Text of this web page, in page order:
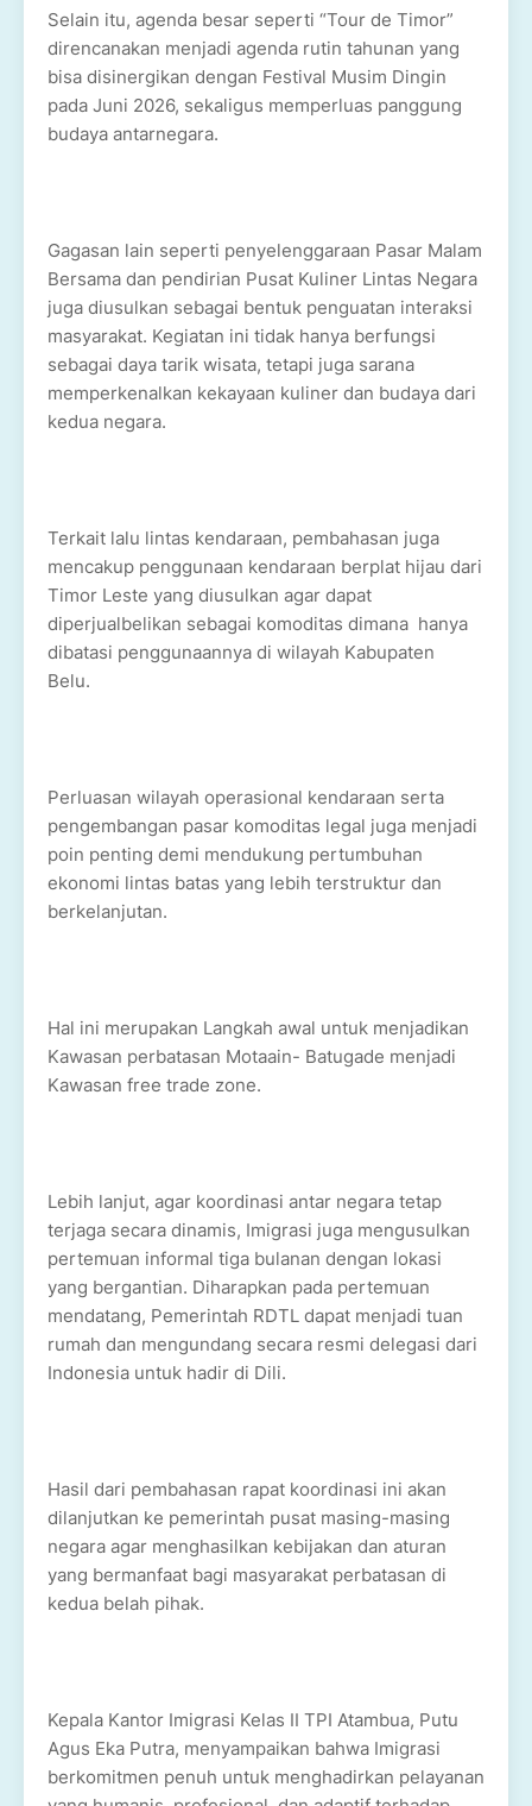
Selain itu, agenda besar seperti “Tour de Timor”
direncanakan menjadi agenda rutin tahunan yang
bisa disinergikan dengan Festival Musim Dingin
pada Juni 2026, sekaligus memperluas panggung
budaya antarnegara.
Gagasan lain seperti penyelenggaraan Pasar Malam
Bersama dan pendirian Pusat Kuliner Lintas Negara
juga diusulkan sebagai bentuk penguatan interaksi
masyarakat. Kegiatan ini tidak hanya berfungsi
sebagai daya tarik wisata, tetapi juga sarana
memperkenalkan kekayaan kuliner dan budaya dari
kedua negara.
Terkait lalu lintas kendaraan, pembahasan juga
mencakup penggunaan kendaraan berplat hijau dari
Timor Leste yang diusulkan agar dapat
diperjualbelikan sebagai komoditas dimana hanya
dibatasi penggunaannya di wilayah Kabupaten
Belu.
Perluasan wilayah operasional kendaraan serta
pengembangan pasar komoditas legal juga menjadi
poin penting demi mendukung pertumbuhan
ekonomi lintas batas yang lebih terstruktur dan
berkelanjutan.
Hal ini merupakan Langkah awal untuk menjadikan
Kawasan perbatasan Motaain- Batugade menjadi
Kawasan free trade zone.
Lebih lanjut, agar koordinasi antar negara tetap
terjaga secara dinamis, Imigrasi juga mengusulkan
pertemuan informal tiga bulanan dengan lokasi
yang bergantian. Diharapkan pada pertemuan
mendatang, Pemerintah RDTL dapat menjadi tuan
rumah dan mengundang secara resmi delegasi dari
Indonesia untuk hadir di Dili.
Hasil dari pembahasan rapat koordinasi ini akan
dilanjutkan ke pemerintah pusat masing-masing
negara agar menghasilkan kebijakan dan aturan
yang bermanfaat bagi masyarakat perbatasan di
kedua belah pihak.
Kepala Kantor Imigrasi Kelas II TPI Atambua, Putu
Agus Eka Putra, menyampaikan bahwa Imigrasi
berkomitmen penuh untuk menghadirkan pelayanan